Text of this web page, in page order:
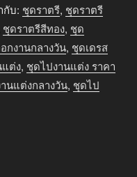
กับ: ชุดราตรี, ชุดราตรี
ชุดราตรีสีทอง, ชุด
กงานกลางวัน, ชุดเดรส
ต่ง, ชุดไปงานแต่ง ราคา
นแต่งกลางวัน, ชุดไป